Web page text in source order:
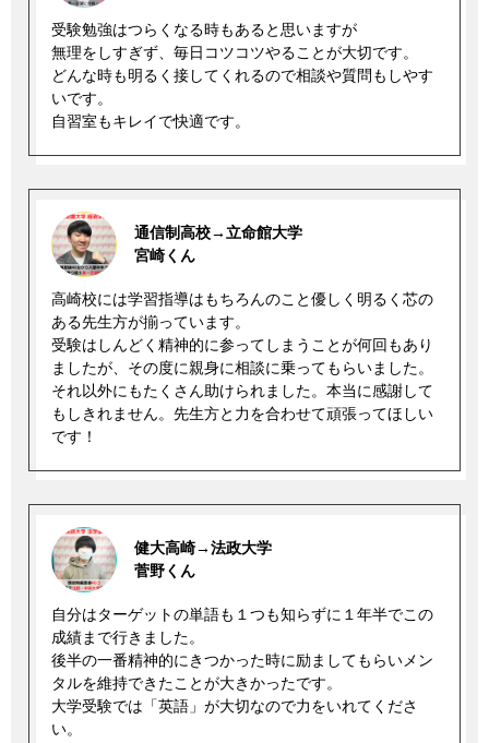
受験勉強はつらくなる時もあると思いますが
無理をしすぎず、毎日コツコツやることが大切です。
どんな時も明るく接してくれるので相談や質問もしやす
いです。
自習室もキレイで快適です。
通信制高校→立命館大学
宮崎くん
高崎校には学習指導はもちろんのこと優しく明るく芯の
ある先生方が揃っています。
受験はしんどく精神的に参ってしまうことが何回もあり
ましたが、その度に親身に相談に乗ってもらいました。
それ以外にもたくさん助けられました。本当に感謝して
もしきれません。先生方と力を合わせて頑張ってほしい
です！
健大高崎→法政大学
菅野くん
自分はターゲットの単語も１つも知らずに１年半でこの
成績まで行きました。
後半の一番精神的にきつかった時に励ましてもらいメン
タルを維持できたことが大きかったです。
大学受験では「英語」が大切なので力をいれてくださ
い。